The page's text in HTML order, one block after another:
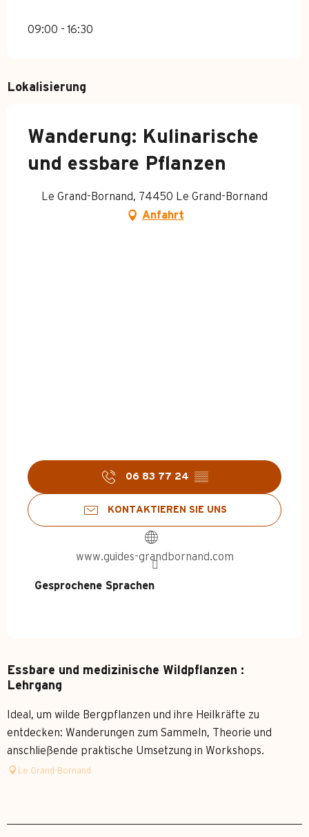
09:00 - 16:30
Lokalisierung
Wanderung: Kulinarische
und essbare Pflanzen
Le Grand-Bornand, 74450 Le Grand-Bornand
Anfahrt
06 83 77 24 ▒▒
KONTAKTIEREN SIE UNS
www.guides-grandbornand.com
Gesprochene Sprachen
Gesprochene Sprachen
Essbare und medizinische Wildpflanzen :
Lehrgang
Ideal, um wilde Bergpflanzen und ihre Heilkräfte zu
entdecken: Wanderungen zum Sammeln, Theorie und
anschließende praktische Umsetzung in Workshops.
Le Grand-Bornand